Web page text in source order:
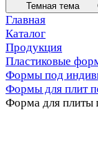
Темная тема
Главная
Каталог
Продукция
Пластиковые
Формы под
Формы для плит
Форма для плиты